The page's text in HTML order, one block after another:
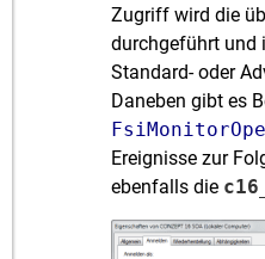
Zugriff wird die
durchgeführt und
Standard- oder
Daneben gibt es
Ereignisse zur
ebenfalls die